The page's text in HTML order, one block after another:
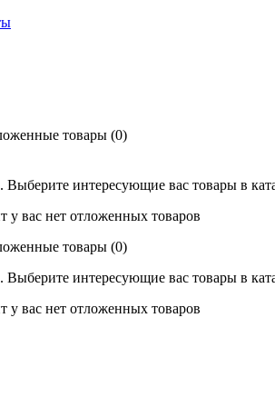
товары (0)
Выберите интересующие вас товары в
у вас нет отложенных товаров
товары (0)
Выберите интересующие вас товары в
у вас нет отложенных товаров